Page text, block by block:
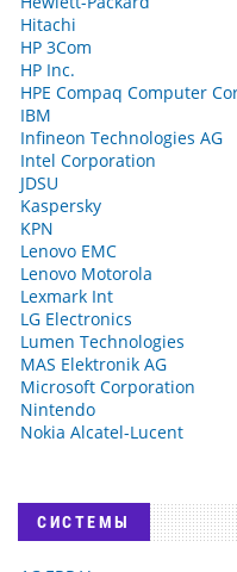
Hitachi
HP 3Com
HP Inc.
HPE Compaq Computer
IBM
Infineon Technologies AG
Intel Corporation
JDSU
Kaspersky
KPN
Lenovo EMC
Lenovo Motorola
Lexmark Int
LG Electronics
Lumen Technologies
MAS Elektronik AG
Microsoft Corporation
Nintendo
Nokia Alcatel-Lucent
СИСТЕМЫ